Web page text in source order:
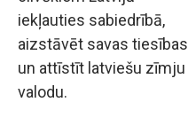
iekļauties sabiedrībā,
aizstāvēt savas tiesības
un attīstīt latviešu zīmju
valodu.